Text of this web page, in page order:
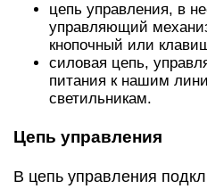
цепь управления, в
управляющий
кнопочный или
силовая цепь,
питания к нашим
светильникам.
Цепь управления
В цепь управления